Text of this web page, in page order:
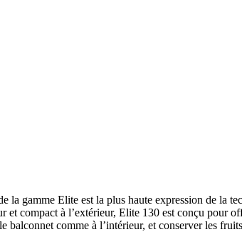
la gamme Elite est la plus haute expression de
et compact à l’extérieur, Elite 130 est conçu pour
balconnet comme à l’intérieur, et conserver les